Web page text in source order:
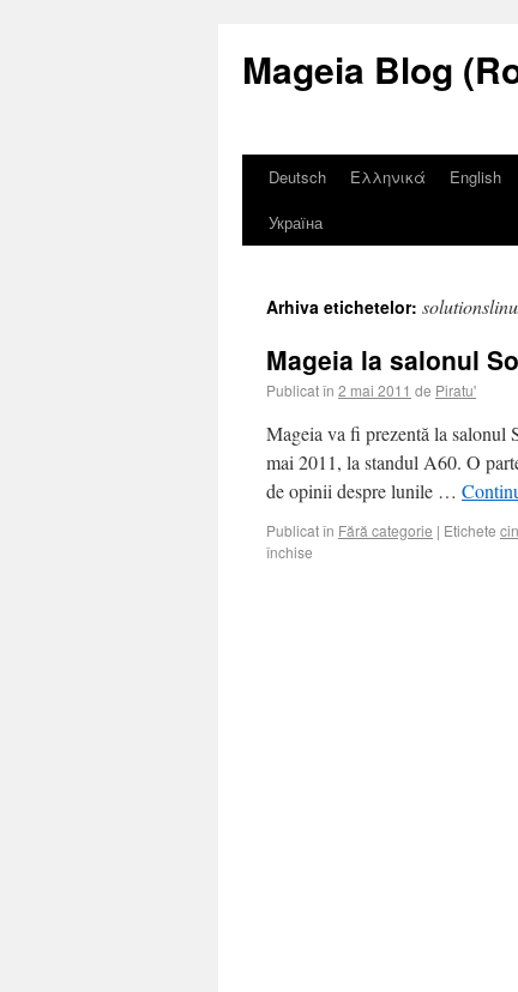
Mageia Blog
Deutsch Ελληνικά English
Україна
Arhiva etichetelor:
Mageia la salonul
Publicat în 2 mai 2011 de Piratu'
Mageia va fi prezentă la salonul
mai 2011, la standul A60. O
de opinii despre lunile …
Publicat în Fără categorie | Etichete
închise